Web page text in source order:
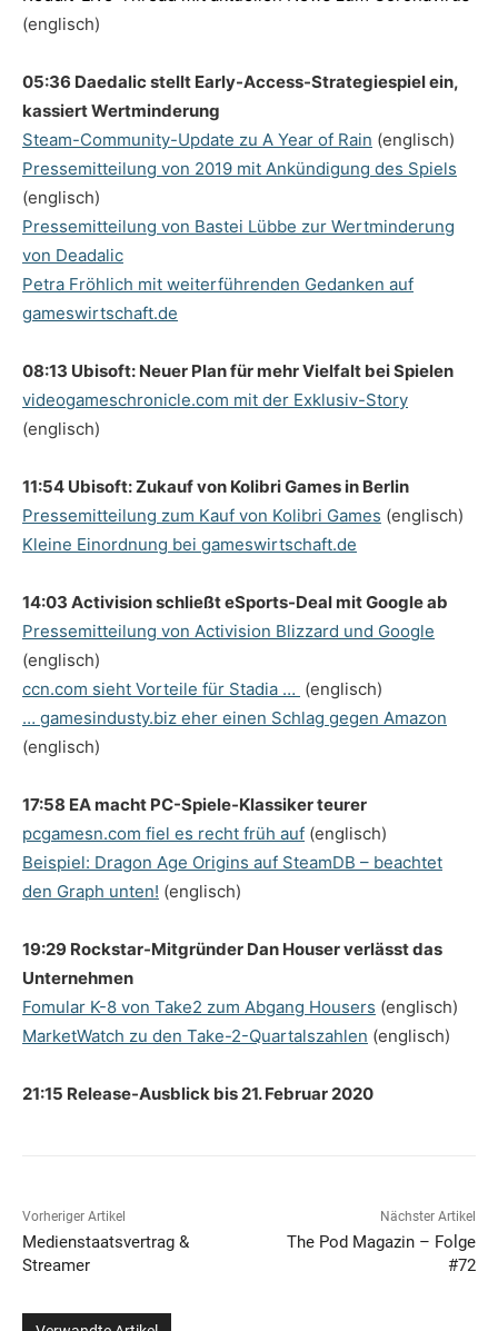
(englisch)
05:36 Daedalic stellt Early-Access-Strategiespiel ein,
kassiert Wertminderung
Steam-Community-Update zu A Year of Rain (englisch)
Pressemitteilung von 2019 mit Ankündigung des Spiels
(englisch)
Pressemitteilung von Bastei Lübbe zur Wertminderung
von Deadalic
Petra Fröhlich mit weiterführenden Gedanken auf
gameswirtschaft.de
08:13 Ubisoft: Neuer Plan für mehr Vielfalt bei Spielen
videogameschronicle.com mit der Exklusiv-Story
(englisch)
11:54 Ubisoft: Zukauf von Kolibri Games in Berlin
Pressemitteilung zum Kauf von Kolibri Games (englisch)
Kleine Einordnung bei gameswirtschaft.de
14:03 Activision schließt eSports-Deal mit Google ab
Pressemitteilung von Activision Blizzard und Google
(englisch)
ccn.com sieht Vorteile für Stadia … (englisch)
… gamesindusty.biz eher einen Schlag gegen Amazon
(englisch)
17:58 EA macht PC-Spiele-Klassiker teurer
pcgamesn.com fiel es recht früh auf (englisch)
Beispiel: Dragon Age Origins auf SteamDB – beachtet
den Graph unten! (englisch)
19:29 Rockstar-Mitgründer Dan Houser verlässt das
Unternehmen
Fomular K-8 von Take2 zum Abgang Housers (englisch)
MarketWatch zu den Take-2-Quartalszahlen (englisch)
21:15 Release-Ausblick bis 21. Februar 2020
Vorheriger Artikel
Medienstaatsvertrag &
Streamer
Nächster Artikel
The Pod Magazin – Folge
#72